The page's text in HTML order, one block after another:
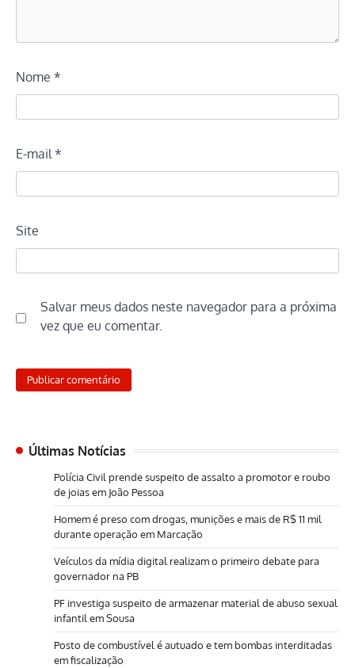
Nome *
E-mail *
Site
Salvar meus dados neste navegador para a próxima
vez que eu comentar.
Últimas Notícias
Polícia Civil prende suspeito de assalto a promotor e roubo
de joias em João Pessoa
Homem é preso com drogas, munições e mais de R$ 11 mil
durante operação em Marcação
Veículos da mídia digital realizam o primeiro debate para
governador na PB
PF investiga suspeito de armazenar material de abuso sexual
infantil em Sousa
Posto de combustível é autuado e tem bombas interditadas
em fiscalização